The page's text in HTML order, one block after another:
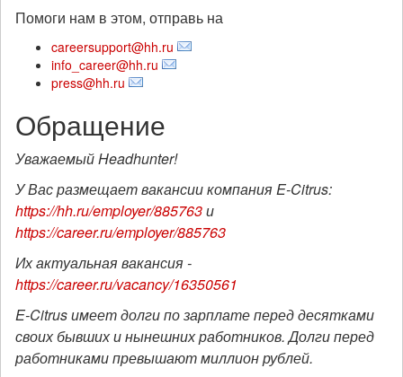
Помоги нам в этом, отправь на
careersupport@hh.ru
info_career@hh.ru
press@hh.ru
Обращение
Уважаемый Headhunter!
У Вас размещает вакансии компания E-Citrus:
https://hh.ru/employer/885763и
https://career.ru/employer/885763
Их актуальная вакансия -
https://career.ru/vacancy/16350561
E-Citrus имеет долги по зарплате перед десятками
своих бывших и нынешних работников. Долги перед
работниками превышают миллион рублей.